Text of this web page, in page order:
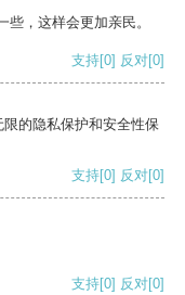
，这样会更加亲民。
支持[0] 反对[0]
的隐私保护和安全性保
支持[0] 反对[0]
支持[0] 反对[0]